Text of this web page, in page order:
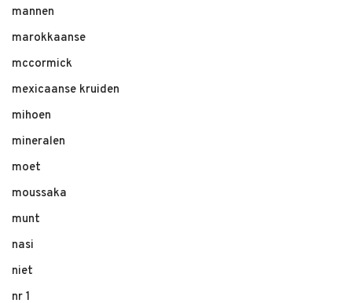
mannen
marokkaanse
mccormick
mexicaanse kruiden
mihoen
mineralen
moet
moussaka
munt
nasi
niet
nr 1